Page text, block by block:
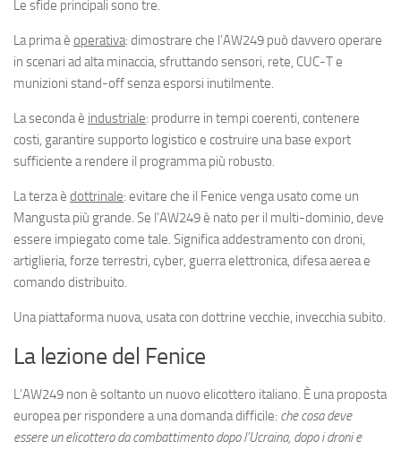
Le sfide principali sono tre.
La prima è operativa: dimostrare che l’AW249 può davvero operare
in scenari ad alta minaccia, sfruttando sensori, rete, CUC-T e
munizioni stand-off senza esporsi inutilmente.
La seconda è industriale: produrre in tempi coerenti, contenere
costi, garantire supporto logistico e costruire una base export
sufficiente a rendere il programma più robusto.
La terza è dottrinale: evitare che il Fenice venga usato come un
Mangusta più grande. Se l’AW249 è nato per il multi-dominio, deve
essere impiegato come tale. Significa addestramento con droni,
artiglieria, forze terrestri, cyber, guerra elettronica, difesa aerea e
comando distribuito.
Una piattaforma nuova, usata con dottrine vecchie, invecchia subito.
La lezione del Fenice
L’AW249 non è soltanto un nuovo elicottero italiano. È una proposta
europea per rispondere a una domanda difficile: che cosa deve
essere un elicottero da combattimento dopo l’Ucraina, dopo i droni e